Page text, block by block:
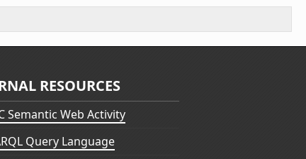
RESOURCES
Semantic Web Activity
Query Language